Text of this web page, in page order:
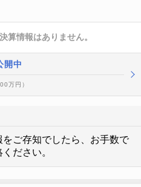
算情報はありません。
開中
万円）
ご存知でしたら、お手数で
ださい。